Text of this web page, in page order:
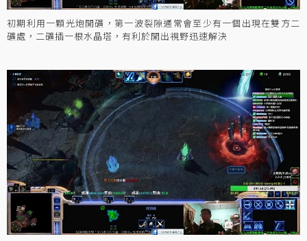
初期利用一顆光炮開礦，第一波裂隙通常會至少有一個出現在雙方二
礦處，二礦插一根水晶塔，有利於開出視野迅速解決